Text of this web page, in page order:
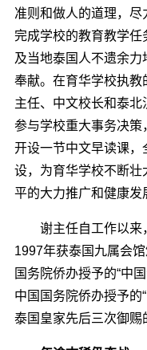
准则和做人的道理，
完成学校的教育教学
及当地泰国人不遗余
奉献。在育华学校执
主任、中文校长和泰
参与学校重大事务决策
开设一节中文早读课
设，为育华学校不断壮
平的大力推广和健康发
谢主任自工作以来，
1997年获泰国九属会
国务院侨办授予的“中
中国国务院侨办授予的
泰国皇家先后三次御